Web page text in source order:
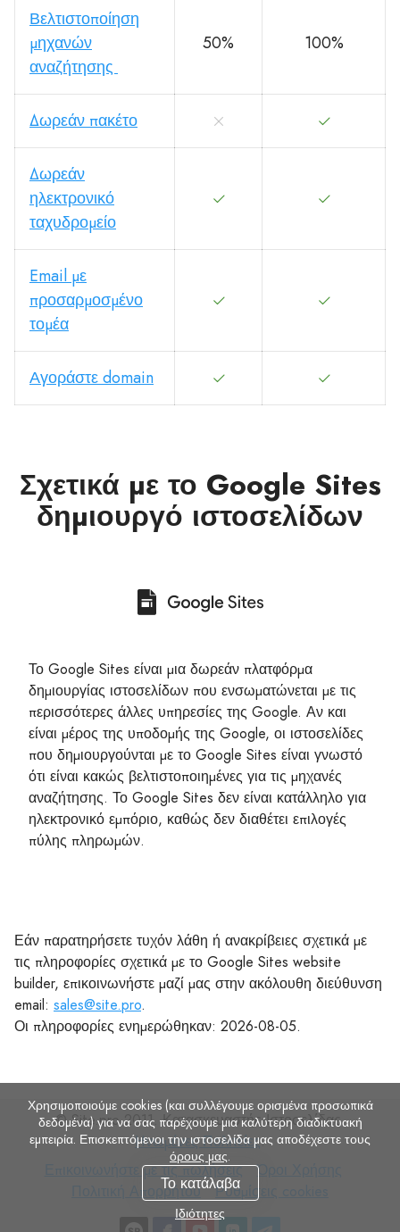
Βελτιστοποίηση
μηχανών
αναζήτησης
50% 100%
Δωρεάν πακέτο
Δωρεάν
ηλεκτρονικό
ταχυδρομείο
Email με
προσαρμοσμένο
τομέα
Αγοράστε domain
Σχετικά με το Google Sites
δημιουργό ιστοσελίδων
Το Google Sites είναι μια δωρεάν πλατφόρμα
δημιουργίας ιστοσελίδων που ενσωματώνεται με τις
περισσότερες άλλες υπηρεσίες της Google. Αν και
είναι μέρος της υποδομής της Google, οι ιστοσελίδες
που δημιουργούνται με το Google Sites είναι γνωστό
ότι είναι κακώς βελτιστοποιημένες για τις μηχανές
αναζήτησης. Το Google Sites δεν είναι κατάλληλο για
ηλεκτρονικό εμπόριο, καθώς δεν διαθέτει επιλογές
πύλης πληρωμών.
Εάν παρατηρήσετε τυχόν λάθη ή ανακρίβειες σχετικά με
τις πληροφορίες σχετικά με το Google Sites website
builder, επικοινωνήστε μαζί μας στην ακόλουθη διεύθυνση
email: sales@site.pro.
Οι πληροφορίες ενημερώθηκαν: 2026-08-05.
© Site.pro 2011. Κατασκευαστής Ιστοσελίδας.
Ηνωμένες Πολιτείες.
Επικοινωνήστε με τις πωλήσεις
Όροι
Όροι Χρήσης
Πολιτική Απορρήτου
Ρυθμίσεις
cookies
Ρυθμίσεις cookies
Χρησιμοποιούμε cookies (και συλλέγουμε ορισμένα προσωπικά
δεδομένα) για να σας παρέχουμε μια καλύτερη διαδικτυακή
εμπειρία. Επισκεπτόμενοι την ιστοσελίδα μας αποδέχεστε τους
όρους μας.
Το κατάλαβα
Ιδιότητες